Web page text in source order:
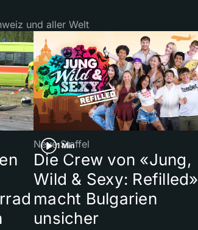
und aller Welt
1 Min
Neue Staffel
Die Crew von «Jung,
Wild & Sexy: Refilled»
macht Bulgarien
unsicher